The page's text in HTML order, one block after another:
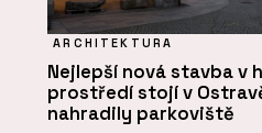
ARCHITEKTURA
Nejlepší nová stavba v
prostředí stojí v
nahradily parkoviště